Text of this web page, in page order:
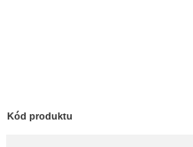
Kód produktu